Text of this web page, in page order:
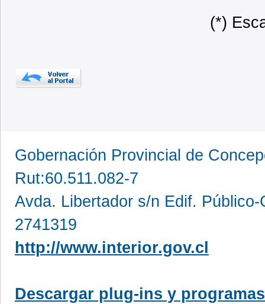
(*)
Gobernación Provincial de
Rut:60.511.082-7
Avda. Libertador s/n Edif.
2741319
http://www.interior.gov.cl
Descargar plug-ins y